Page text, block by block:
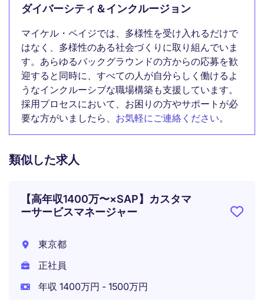
ダイバーシティ＆インクルージョン
マイケル・ペイジでは、多様性を受け入れるだけで
はなく、多様性のある社会づくりに取り組んでいま
す。あらゆるバックグラウンドの方からの応募を歓
迎すると同時に、すべての人が自分らしく働けるよ
うなインクルーシブな職場構築も支援しています。
採用プロセスにおいて、お困りの方やサポートが必
要な方がいましたら、 お気軽にご連絡ください。
類似した求人
【高年収1400万〜×SAP】カスタマ
ーサービスマネージャー
東京都
正社員
年収 1400万円 - 1500万円